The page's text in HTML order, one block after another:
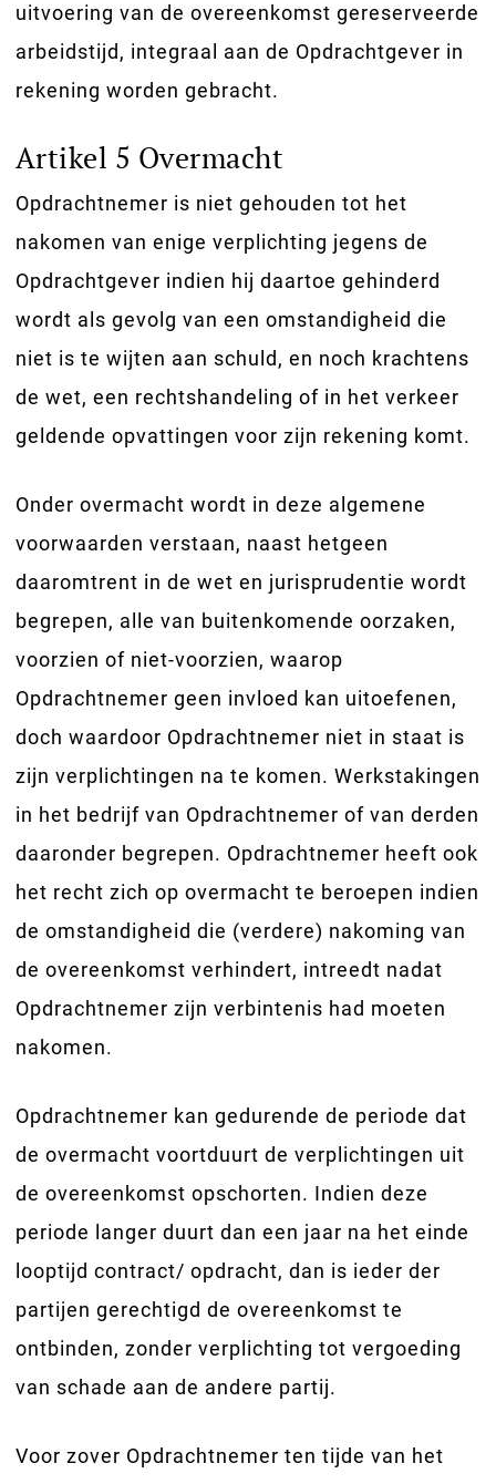
uitvoering van de overeenkomst gereserveerde
arbeidstijd, integraal aan de Opdrachtgever in
rekening worden gebracht.
Artikel 5 Overmacht
Opdrachtnemer is niet gehouden tot het
nakomen van enige verplichting jegens de
Opdrachtgever indien hij daartoe gehinderd
wordt als gevolg van een omstandigheid die
niet is te wijten aan schuld, en noch krachtens
de wet, een rechtshandeling of in het verkeer
geldende opvattingen voor zijn rekening komt.
Onder overmacht wordt in deze algemene
voorwaarden verstaan, naast hetgeen
daaromtrent in de wet en jurisprudentie wordt
begrepen, alle van buitenkomende oorzaken,
voorzien of niet-voorzien, waarop
Opdrachtnemer geen invloed kan uitoefenen,
doch waardoor Opdrachtnemer niet in staat is
zijn verplichtingen na te komen. Werkstakingen
in het bedrijf van Opdrachtnemer of van derden
daaronder begrepen. Opdrachtnemer heeft ook
het recht zich op overmacht te beroepen indien
de omstandigheid die (verdere) nakoming van
de overeenkomst verhindert, intreedt nadat
Opdrachtnemer zijn verbintenis had moeten
nakomen.
Opdrachtnemer kan gedurende de periode dat
de overmacht voortduurt de verplichtingen uit
de overeenkomst opschorten. Indien deze
periode langer duurt dan een jaar na het einde
looptijd contract/ opdracht, dan is ieder der
partijen gerechtigd de overeenkomst te
ontbinden, zonder verplichting tot vergoeding
van schade aan de andere partij.
Voor zover Opdrachtnemer ten tijde van het